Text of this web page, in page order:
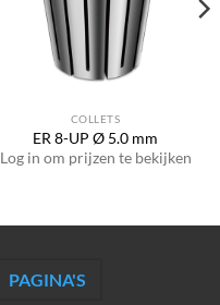
COLLETS
ER 8-UP Ø 5.0 mm
Log in om prijzen te bekijken
PAGINA'S